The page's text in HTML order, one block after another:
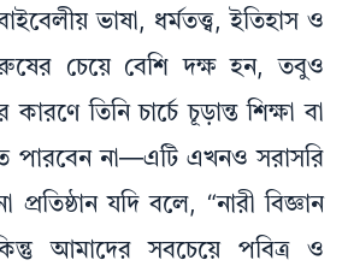
ভাষা, ধর্মতত্ত্ব, ইতিহাস ও
চেয়ে বেশি দক্ষ হন, তবুও
তিনি চার্চে চূড়ান্ত শিক্ষা বা
পারবেন না—এটি এখনও সরাসরি
যদি বলে, “নারী বিজ্ঞান
আমাদের সবচেয়ে পবিত্র ও